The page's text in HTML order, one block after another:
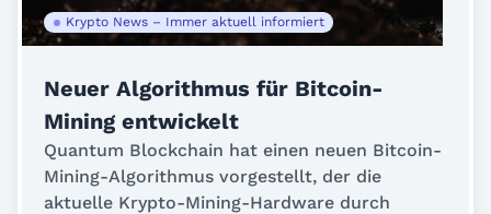
Krypto News – Immer aktuell informiert
Neuer Algorithmus für Bitcoin-
Mining entwickelt
Quantum Blockchain hat einen neuen Bitcoin-
Mining-Algorithmus vorgestellt, der die
aktuelle Krypto-Mining-Hardware durch